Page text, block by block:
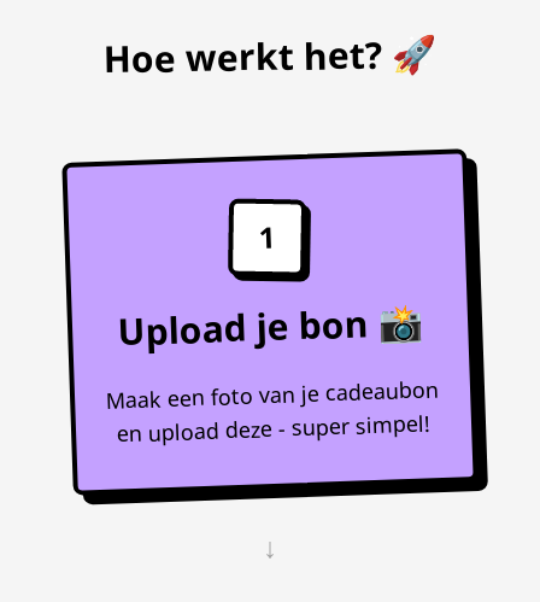
Hoe werkt het? 🚀
1
Upload je bon 📸
Maak een foto van je cadeaubon
en upload deze - super simpel!
↓